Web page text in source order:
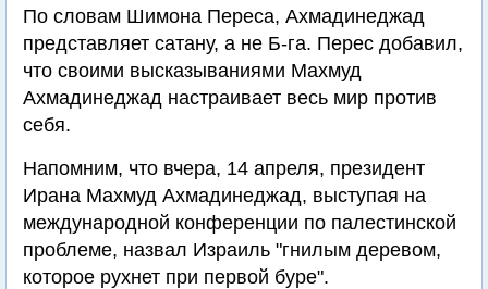
По словам Шимона Переса, Ахмадинеджад
представляет сатану, а не Б-га. Перес добавил,
что своими высказываниями Махмуд
Ахмадинеджад настраивает весь мир против
себя.
Напомним, что вчера, 14 апреля, президент
Ирана Махмуд Ахмадинеджад, выступая на
международной конференции по палестинской
проблеме, назвал Израиль "гнилым деревом,
которое рухнет при первой буре".